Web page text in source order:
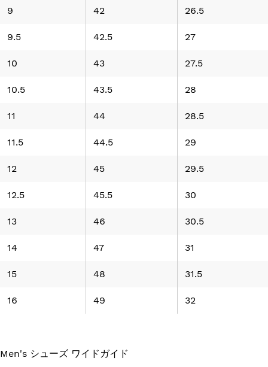
9 42 26.5
9.5 42.5 27
10 43 27.5
10.5 43.5 28
11 44 28.5
11.5 44.5 29
12 45 29.5
12.5 45.5 30
13 46 30.5
14 47 31
15 48 31.5
16 49 32
Men's シューズ ワイドガイド